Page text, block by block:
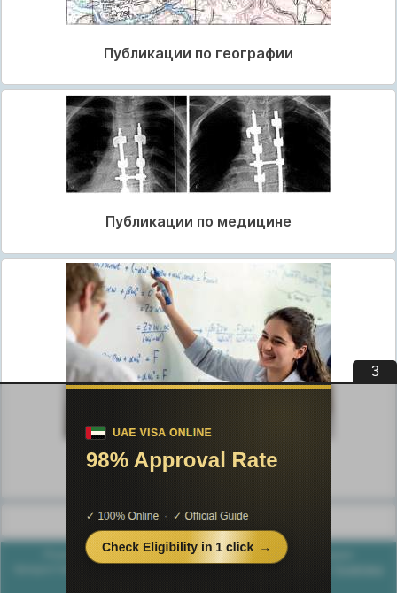
Публикации по географии
Публикации по медицине
Публикации по педагогике
Разделы публикаций
Poznayka.org - Познайка.Орг - 2016-2026 год. Материал
2